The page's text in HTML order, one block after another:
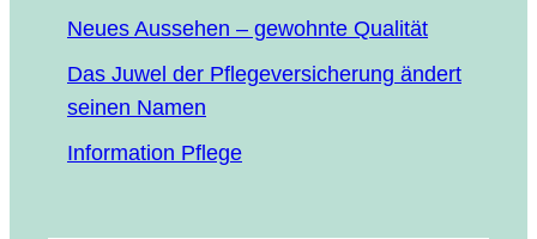
Neu­es Aus­se­hen – gewohn­te Qualität
Das Juwel der Pfle­ge­ver­si­che­rung ändert
sei­nen Namen
Infor­ma­ti­on Pflege